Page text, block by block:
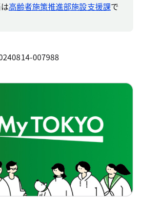
高齢者施策推進部施設支援課で
007988